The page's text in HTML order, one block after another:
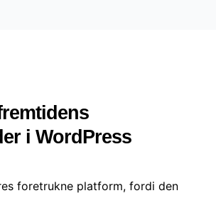
i WordPress
foretrukne platform, fordi den